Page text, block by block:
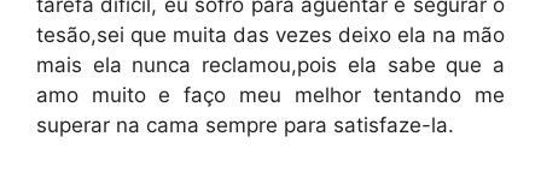
tesão,sei que muita das vezes deixo ela na mão
mais ela nunca reclamou,pois ela sabe que a
amo muito e faço meu melhor tentando me
superar na cama sempre para satisfaze-la.